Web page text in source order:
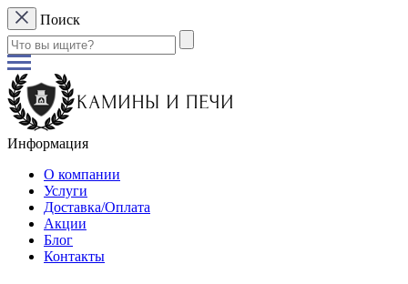
Поиск
Информация
О компании
Услуги
Доставка/Оплата
Акции
Блог
Контакты